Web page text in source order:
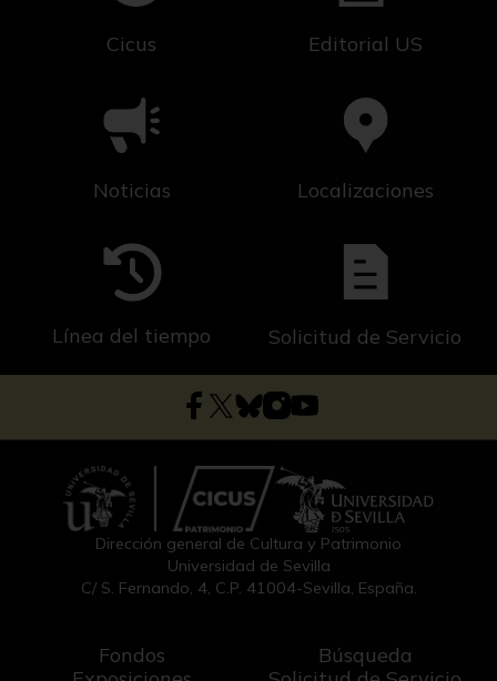
Cicus Editorial US
Noticias Localizaciones
Línea del tiempo Solicitud de Servicio
Dirección general de Cultura y Patrimonio
Universidad de Sevilla
C/ S. Fernando, 4, C.P. 41004-Sevilla, España.
Fondos
Búsqueda